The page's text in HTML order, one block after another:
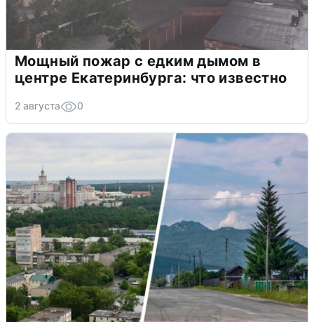
Мощный пожар с едким дымом в
центре Екатеринбурга: что известно
2 августа 0